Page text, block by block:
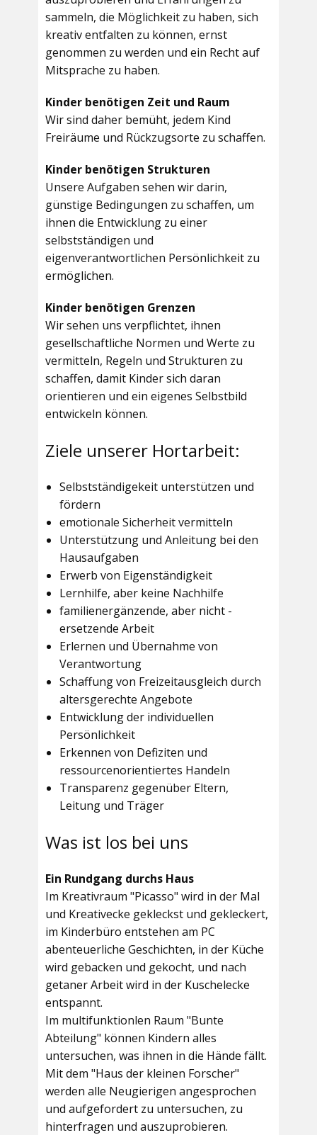
sammeln, die Möglichkeit zu haben, sich
kreativ entfalten zu können, ernst
genommen zu werden und ein Recht auf
Mitsprache zu haben.
Kinder benötigen Zeit und Raum
Wir sind daher bemüht, jedem Kind
Freiräume und Rückzugsorte zu schaffen.
Kinder benötigen Strukturen
Unsere Aufgaben sehen wir darin,
günstige Bedingungen zu schaffen, um
ihnen die Entwicklung zu einer
selbstständigen und
eigenverantwortlichen Persönlichkeit zu
ermöglichen.
Kinder benötigen Grenzen
Wir sehen uns verpflichtet, ihnen
gesellschaftliche Normen und Werte zu
vermitteln, Regeln und Strukturen zu
schaffen, damit Kinder sich daran
orientieren und ein eigenes Selbstbild
entwickeln können.
Ziele unserer Hortarbeit:
Selbstständigekeit unterstützen und
fördern
emotionale Sicherheit vermitteln
Unterstützung und Anleitung bei den
Hausaufgaben
Erwerb von Eigenständigkeit
Lernhilfe, aber keine Nachhilfe
familienergänzende, aber nicht -
ersetzende Arbeit
Erlernen und Übernahme von
Verantwortung
Schaffung von Freizeitausgleich durch
altersgerechte Angebote
Entwicklung der individuellen
Persönlichkeit
Erkennen von Defiziten und
ressourcenorientiertes Handeln
Transparenz gegenüber Eltern,
Leitung und Träger
Was ist los bei uns
Ein Rundgang durchs Haus
Im Kreativraum "Picasso" wird in der Mal
und Kreativecke gekleckst und gekleckert,
im Kinderbüro entstehen am PC
abenteuerliche Geschichten, in der Küche
wird gebacken und gekocht, und nach
getaner Arbeit wird in der Kuschelecke
entspannt.
Im multifunktionlen Raum "Bunte
Abteilung" können Kindern alles
untersuchen, was ihnen in die Hände fällt.
Mit dem "Haus der kleinen Forscher"
werden alle Neugierigen angesprochen
und aufgefordert zu untersuchen, zu
hinterfragen und auszuprobieren.